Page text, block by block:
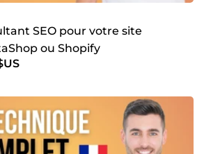
SEO pour votre site
ou Shopify